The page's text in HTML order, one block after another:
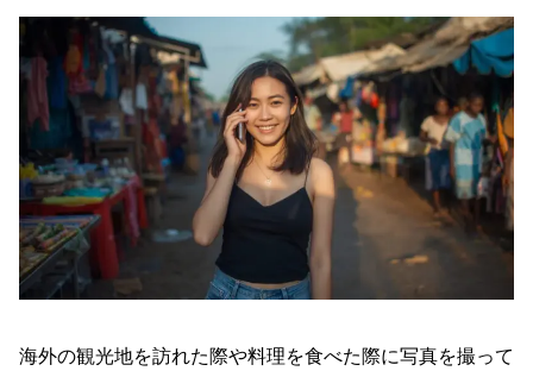
海外の観光地を訪れた際や料理を食べた際に写真を撮って